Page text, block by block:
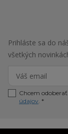
Prihláste sa do
všetkých
Chcem
údajov. *